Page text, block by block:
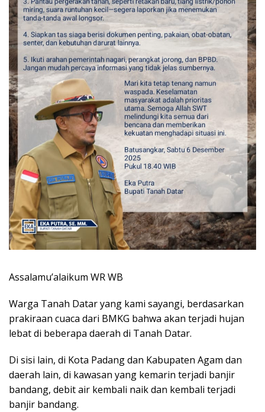
Assalamu’alaikum WR WB
Warga Tanah Datar yang kami sayangi, berdasarkan
prakiraan cuaca dari BMKG bahwa akan terjadi hujan
lebat di beberapa daerah di Tanah Datar.
Di sisi lain, di Kota Padang dan Kabupaten Agam dan
daerah lain, di kawasan yang kemarin terjadi banjir
bandang, debit air kembali naik dan kembali terjadi
banjir bandang.